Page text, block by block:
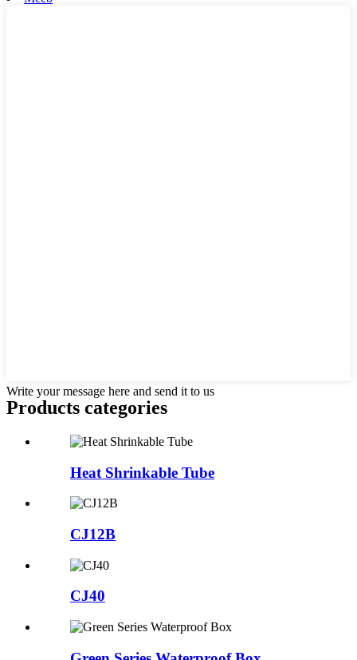
Write your message here and send it to us
Products categories
Heat Shrinkable Tube
CJ12B
CJ40